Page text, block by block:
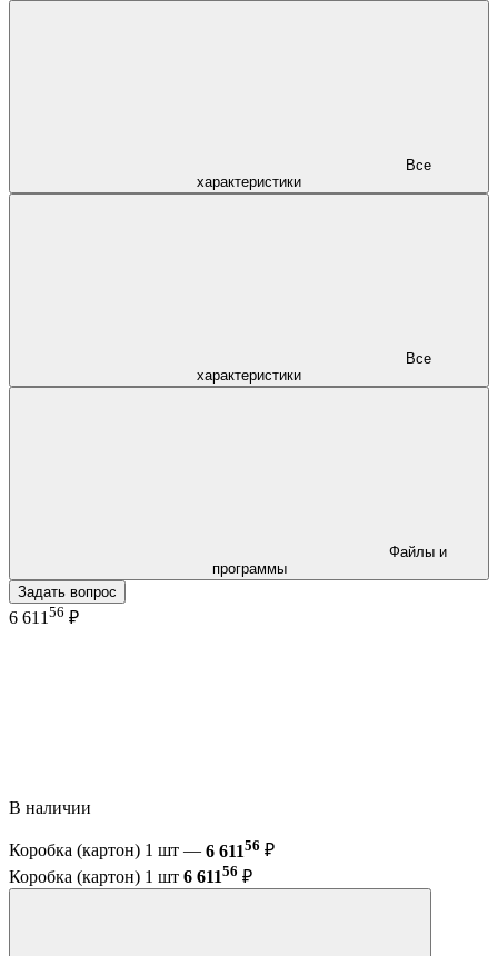
характеристики
характеристики
программы
Задать вопрос
6 611 56 ₽
В наличии
Коробка (картон) 1 шт — 6 61156 ₽
Коробка (картон) 1 шт 6 61156 ₽